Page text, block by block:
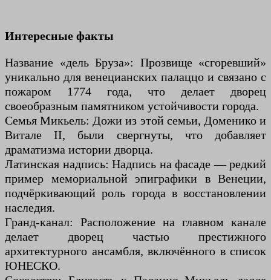
Интересные факты
Название «дель Бруза»: Прозвище «сгоревший»
уникально для венецианских палаццо и связано с
пожаром 1774 года, что делает дворец
своеобразным памятником устойчивости города.
Семья Микьель: Дожи из этой семьи, Доменико и
Витале II, были свергнуты, что добавляет
драматизма истории дворца.
Латинская надпись: Надпись на фасаде — редкий
пример мемориальной эпиграфики в Венеции,
подчёркивающий роль города в восстановлении
наследия.
Гранд-канал: Расположение на главном канале
делает дворец частью престижного
архитектурного ансамбля, включённого в список
ЮНЕСКО.